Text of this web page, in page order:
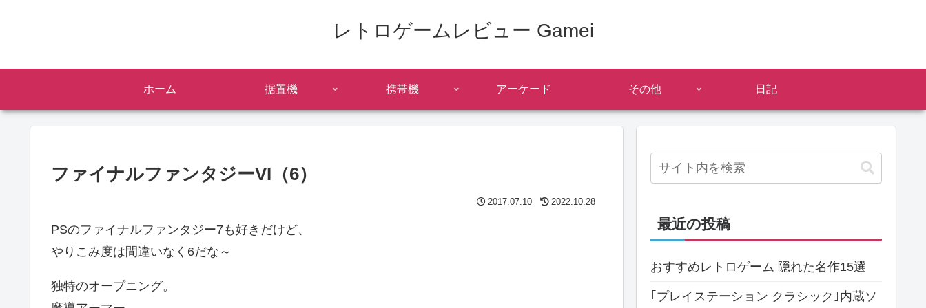
レトロゲームレビュー Gamei
ホーム 据置機 携帯機 アーケード その他 日記
ファイナルファンタジーVI（6）
2017.07.10 2022.10.28
PSのファイナルファンタジー7も好きだけど、
やりこみ度は間違いなく6だな～
独特のオープニング。
最近の投稿
おすすめレトロゲーム 隠れた名作15選
｢プレイステーション クラシック｣内蔵ソ